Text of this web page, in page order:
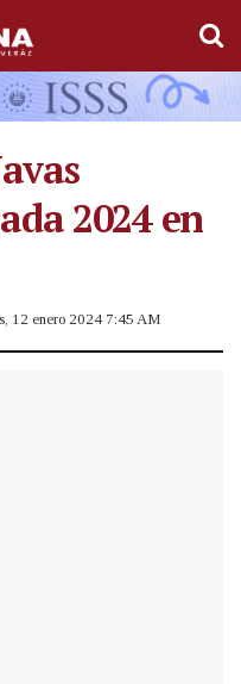
2024 en
12 enero 2024 7:45 AM